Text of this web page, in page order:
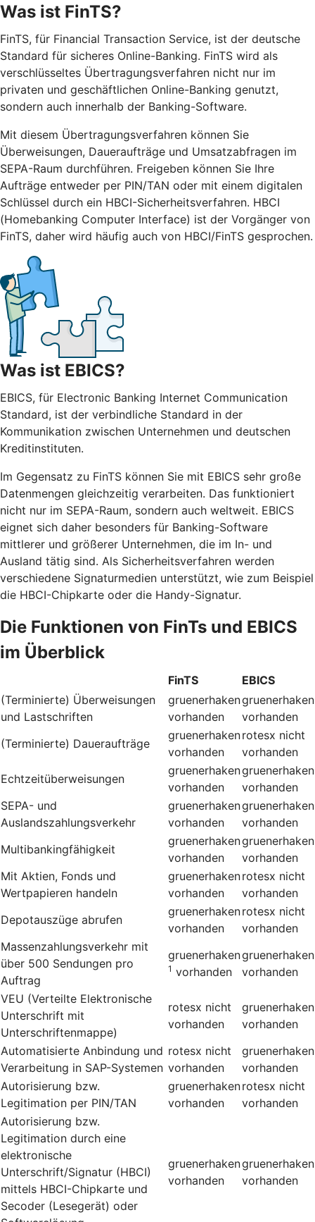
Was ist FinTS?
FinTS, für Financial Transaction Service, ist der deutsche
Standard für sicheres Online-Banking. FinTS wird als
verschlüsseltes Übertragungsverfahren nicht nur im
privaten und geschäftlichen Online-Banking genutzt,
sondern auch innerhalb der Banking-Software.
Mit diesem Übertragungsverfahren können Sie
Überweisungen, Daueraufträge und Umsatzabfragen im
SEPA-Raum durchführen. Freigeben können Sie Ihre
Aufträge entweder per PIN/TAN oder mit einem digitalen
Schlüssel durch ein HBCI-Sicherheitsverfahren. HBCI
(Homebanking Computer Interface) ist der Vorgänger von
FinTS, daher wird häufig auch von HBCI/FinTS gesprochen.
Was ist EBICS?
EBICS, für Electronic Banking Internet Communication
Standard, ist der verbindliche Standard in der
Kommunikation zwischen Unternehmen und deutschen
Kreditinstituten.
Im Gegensatz zu FinTS können Sie mit EBICS sehr große
Datenmengen gleichzeitig verarbeiten. Das funktioniert
nicht nur im SEPA-Raum, sondern auch weltweit. EBICS
eignet sich daher besonders für Banking-Software
mittlerer und größerer Unternehmen, die im In- und
Ausland tätig sind. Als Sicherheitsverfahren werden
verschiedene Signaturmedien unterstützt, wie zum Beispiel
die HBCI-Chipkarte oder die Handy-Signatur.
Die Funktionen von FinTs und EBICS
im Überblick
FinTS
EBICS
(Terminierte) Überweisungen
und Lastschriften
gruenerhaken
vorhanden
gruenerhaken
vorhanden
(Terminierte) Daueraufträge
gruenerhaken
vorhanden
rotesx nicht
vorhanden
Echtzeitüberweisungen
gruenerhaken
vorhanden
gruenerhaken
vorhanden
SEPA- und
Auslandszahlungsverkehr
gruenerhaken
vorhanden
gruenerhaken
vorhanden
Multibankingfähigkeit
gruenerhaken
vorhanden
gruenerhaken
vorhanden
Mit Aktien, Fonds und
Wertpapieren handeln
gruenerhaken
vorhanden
rotesx nicht
vorhanden
Depotauszüge abrufen
gruenerhaken
vorhanden
rotesx nicht
vorhanden
Massenzahlungsverkehr mit
über 500 Sendungen pro
Auftrag
gruenerhaken
1 vorhanden
gruenerhaken
vorhanden
VEU (Verteilte Elektronische
Unterschrift mit
Unterschriftenmappe)
rotesx nicht
vorhanden
gruenerhaken
vorhanden
Automatisierte Anbindung und
Verarbeitung in SAP-Systemen
rotesx nicht
vorhanden
gruenerhaken
vorhanden
Autorisierung bzw.
Legitimation per PIN/TAN
gruenerhaken
vorhanden
rotesx nicht
vorhanden
Autorisierung bzw.
Legitimation durch eine
elektronische
Unterschrift/Signatur (HBCI)
mittels HBCI-Chipkarte und
Secoder (Lesegerät) oder
gruenerhaken
vorhanden
gruenerhaken
vorhanden